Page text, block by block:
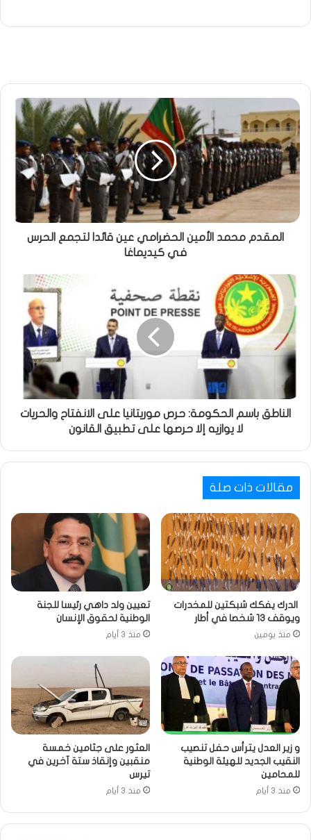
المقدم محمد الأمين الحضرامي عين قائدا لتجمع الحرس
في كيديماغا
الناطق باسم الحكومة: حرص موريتانيا على الانفتاح والحريات
لا يوازيه إلا حرصها على تطبيق القانون
مقالات ذات صلة
الدرك يفكك شبكتين للمخدرات
ويوقف 13 شخصا في أطار
منذ يومين
تعيين ولد داهي رئيسا للجنة
الوطنية لحقوق الإنسان
منذ 3 أيام
و زير العدل يترأس حفل تنصيب
النقيب الجديد للهيئة الوطنية
للمحامين
منذ 3 أيام
العثور على جثامين خمسة
منقبين وإنقاذ ستة آخرين في
تيرس
منذ 3 أيام